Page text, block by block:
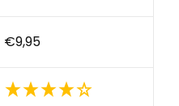
€9,95